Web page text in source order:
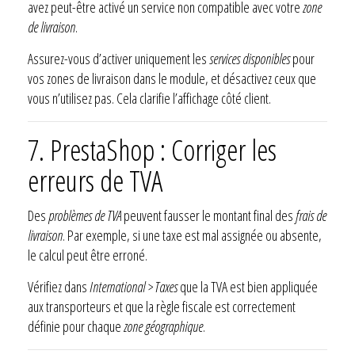
avez peut-être activé un service non compatible avec votrezone
de livraison.
Assurez-vous d’activer uniquement lesservices disponiblespour
vos zones de livraison dans le module, et désactivez ceux que
vous n’utilisez pas. Cela clarifie l’affichage côté client.
7. PrestaShop : Corriger les
erreurs de TVA
Desproblèmes de TVApeuvent fausser le montant final desfrais de
livraison. Par exemple, si une taxe est mal assignée ou absente,
le calcul peut être erroné.
Vérifiez dansInternational > Taxesque la TVA est bien appliquée
aux transporteurs et que la règle fiscale est correctement
définie pour chaquezone géographique.